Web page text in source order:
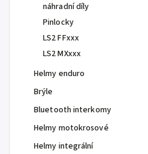
náhradní díly
Pinlocky
LS2 FFxxx
LS2 MXxxx
Helmy enduro
Brýle
Bluetooth interkomy
Helmy motokrosové
Helmy integrální